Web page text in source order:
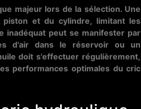
majeur lors de la sélection. Une
et du cylindre, limitant les
inadéquat peut se manifester par
d'air dans le réservoir ou un
doit s'effectuer régulièrement,
performances optimales du cric